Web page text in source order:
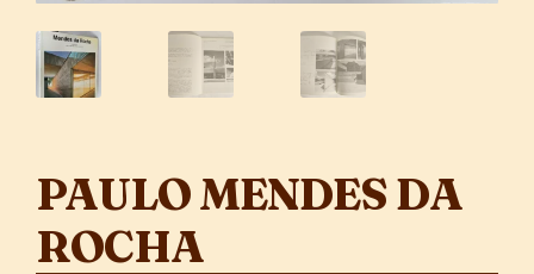
PAULO MENDES DA
ROCHA